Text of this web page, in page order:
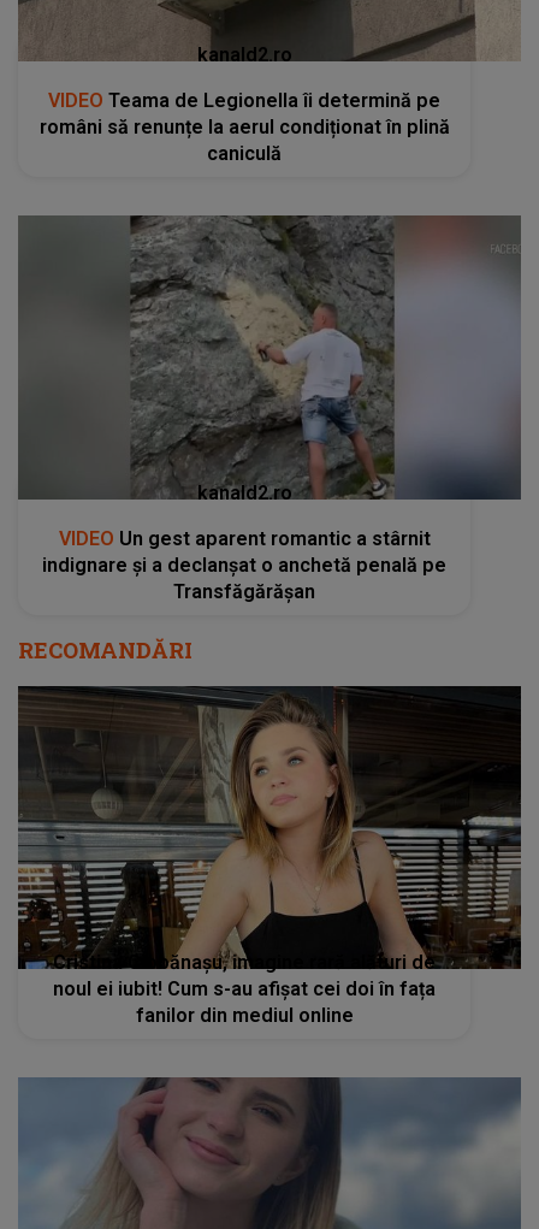
kanald2.ro
VIDEO Teama de Legionella îi determină pe
români să renunțe la aerul condiționat în plină
caniculă
kanald2.ro
VIDEO Un gest aparent romantic a stârnit
indignare și a declanșat o anchetă penală pe
Transfăgărășan
RECOMANDĂRI
Cristina Ciobănașu, imagine rară alături de
noul ei iubit! Cum s-au afișat cei doi în fața
fanilor din mediul online